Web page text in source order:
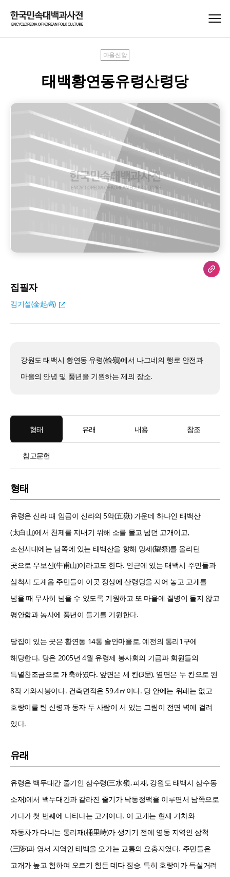
마을신앙
태백황연동유령산령당
집필자
김기설(金起卨)
강원도 태백시 황연동 유령(楡嶺)에서 나그네의 행로 안전과
마을의 안녕 및 풍년을 기원하는 제의 장소.
형태 유래 내용 참조
참고문헌
형태
유령은 신라 때 임금이 신라의 5악(五嶽) 가운데 하나인 태백산
(太白山)에서 천제를 지내기 위해 소를 몰고 넘던 고개이고,
조선시대에는 남쪽에 있는 태백산을 향해 망제(望祭)를 올리던
곳으로 우보산(牛甫山)이라고도 한다. 인근에 있는 태백시 주민들과
삼척시 도계읍 주민들이 이곳 정상에 산령당을 지어 놓고 고개를
넘을 때 무사히 넘을 수 있도록 기원하고 또 마을에 질병이 돌지 않고
평안함과 농사에 풍년이 들기를 기원한다.
당집이 있는 곳은 황연동 14통 솔안마을로, 예전의 통리1구에
해당한다. 당은 2005년 4월 유령제 봉사회의 기금과 회원들의
특별찬조금으로 개축하였다. 앞면은 세 칸(3문), 옆면은 두 칸으로 된
8작 기와지붕이다. 건축면적은 59.4㎡이다. 당 안에는 위패는 없고
호랑이를 탄 신령과 동자 두 사람이 서 있는 그림이 전면 벽에 걸려
있다.
유래
유령은 백두대간 줄기인 삼수령(三水嶺․피재, 강원도 태백시 삼수동
소재)에서 백두대간과 갈라진 줄기가 낙동정맥을 이루면서 남쪽으로
가다가 첫 번째에 나타나는 고개이다. 이 고개는 현재 기차와
자동차가 다니는 통리재(桶里峙)가 생기기 전에 영동 지역인 삼척
(三陟)과 영서 지역인 태백을 오가는 교통의 요충지였다. 주민들은
고개가 높고 험하여 오르기 힘든 데다 짐승, 특히 호랑이가 득실거려